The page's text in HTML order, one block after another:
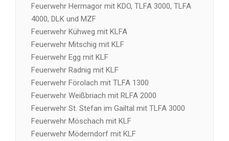
Feuerwehr Hermagor mit KDO, TLFA 3000, TLFA
4000, DLK und MZF
Feuerwehr Kühweg mit KLFA
Feuerwehr Mitschig mit KLF
Feuerwehr Egg mit KLF
Feuerwehr Radnig mit KLF
Feuerwehr Förolach mit TLFA 1300
Feuerwehr Weißbriach mit RLFA 2000
Feuerwehr St. Stefan im Gailtal mit TLFA 3000
Feuerwehr Möschach mit KLF
Feuerwehr Möderndorf mit KLF